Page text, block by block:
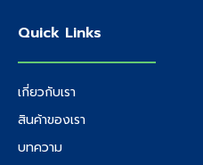
Quick Links
เกี่ยวกับเรา
สินค้าของเรา
บทความ